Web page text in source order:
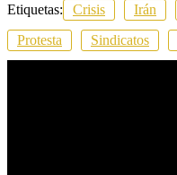
Etiquetas: Crisis Irán
Protesta
Sindicatos